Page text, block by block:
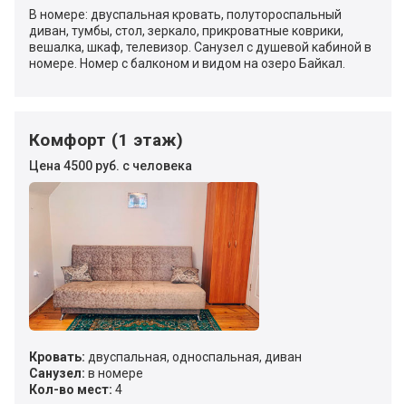
В номере: двуспальная кровать, полутороспальный
диван, тумбы, стол, зеркало, прикроватные коврики,
вешалка, шкаф, телевизор. Санузел с душевой кабиной в
номере. Номер с балконом и видом на озеро Байкал.
Комфорт (1 этаж)
Цена 4500 руб. с человека
Кровать: двуспальная, односпальная, диван
Санузел: в номере
Кол-во мест: 4